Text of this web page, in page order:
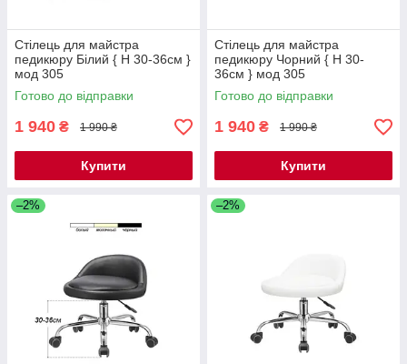
Стілець для майстра
педикюру Білий { H 30-36см }
мод 305
Готово до відправки
1 940 ₴ 1 990 ₴
Купити
Стілець для майстра
педикюру Чорний { H 30-
36см } мод 305
Готово до відправки
1 940 ₴ 1 990 ₴
Купити
–2% –2%